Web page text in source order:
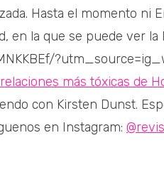
Hasta el momento ni
en la que se puede ver la
más tóxicas de
con Kirsten Dunst.
en Instagram: